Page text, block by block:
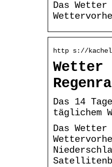
Das
http s://
Wetter
Das 14
täglichem
Das